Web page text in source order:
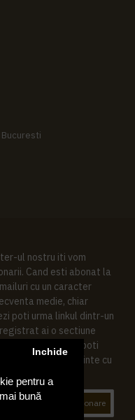
pentru a
bună
Inchide
ul nostru iti vom
Cand esti abonat la
cu un caracter
medie, chiar
poti urma linkul dintr-un
ai o sectiune
de asemenea ne poti
intrebari sau cerinte cu
Abonare